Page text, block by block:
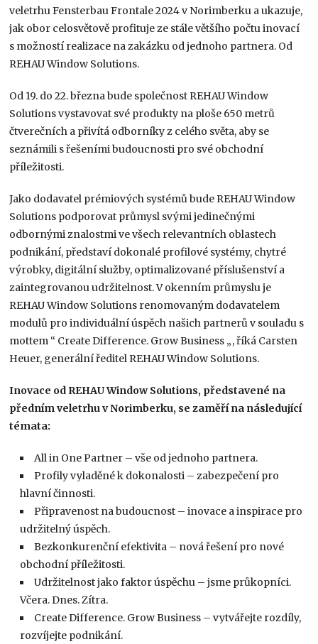
veletrhu Fensterbau Frontale 2024 v Norimberku a ukazuje,
jak obor celosvětově profituje ze stále většího počtu inovací
s možností realizace na zakázku od jednoho partnera. Od
REHAU Window Solutions.
Od 19. do 22. března bude společnost REHAU Window
Solutions vystavovat své produkty na ploše 650 metrů
čtverečních a přivítá odborníky z celého světa, aby se
seznámili s řešeními budoucnosti pro své obchodní
příležitosti.
Jako dodavatel prémiových systémů bude REHAU Window
Solutions podporovat průmysl svými jedinečnými
odbornými znalostmi ve všech relevantních oblastech
podnikání, představí dokonalé profilové systémy, chytré
výrobky, digitální služby, optimalizované příslušenství a
zaintegrovanou udržitelnost. V okenním průmyslu je
REHAU Window Solutions renomovaným dodavatelem
modulů pro individuální úspěch našich partnerů v souladu s
mottem “ Create Difference. Grow Business „, říká Carsten
Heuer, generální ředitel REHAU Window Solutions.
Inovace od REHAU Window Solutions, představené na
předním veletrhu v Norimberku, se zaměří na následující
témata:
All in One Partner – vše od jednoho partnera.
Profily vyladěné k dokonalosti – zabezpečení pro
hlavní činnosti.
Připravenost na budoucnost – inovace a inspirace pro
udržitelný úspěch.
Bezkonkurenční efektivita – nová řešení pro nové
obchodní příležitosti.
Udržitelnost jako faktor úspěchu – jsme průkopníci.
Včera. Dnes. Zítra.
Create Difference. Grow Business – vytvářejte rozdíly,
rozvíjejte podnikání.